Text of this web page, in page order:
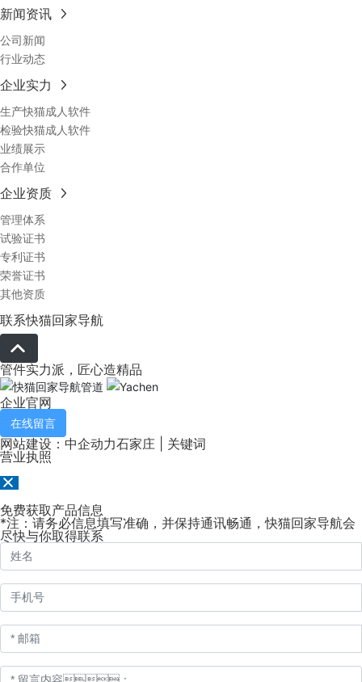
新闻资讯
公司新闻
行业动态
企业实力
生产快猫成人软件
检验快猫成人软件
业绩展示
合作单位
企业资质
管理体系
试验证书
专利证书
荣誉证书
其他资质
联系快猫回家导航
管件实力派，匠心造精品
企业官网
在线留言
网站建设：中企动力石家庄 | 关键词
营业执照
免费获取产品信息
*注：请务必信息填写准确，并保持通讯畅通，快猫回家导航会
尽快与你取得联系